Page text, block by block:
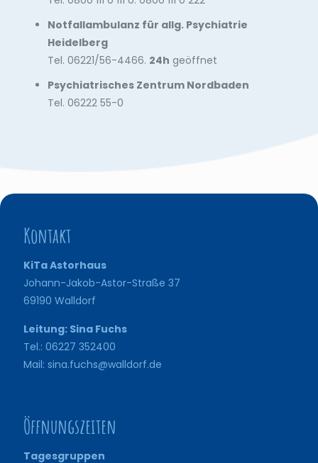
Notfallambulanz für allg. Psychiatrie
Heidelberg
Tel. 06221/56-4466. 24h geöffnet
Psychiatrisches Zentrum Nordbaden
Tel. 06222 55-0
Kontakt
KiTa Astorhaus
Johann-Jakob-Astor-Straße 37
69190 Walldorf
Leitung: Sina Fuchs
Tel.: 06227 352400
Mail: sina.fuchs@walldorf.de
Öffnungszeiten
Tagesgruppen